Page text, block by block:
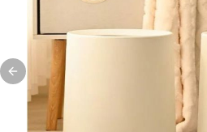
Previous slide